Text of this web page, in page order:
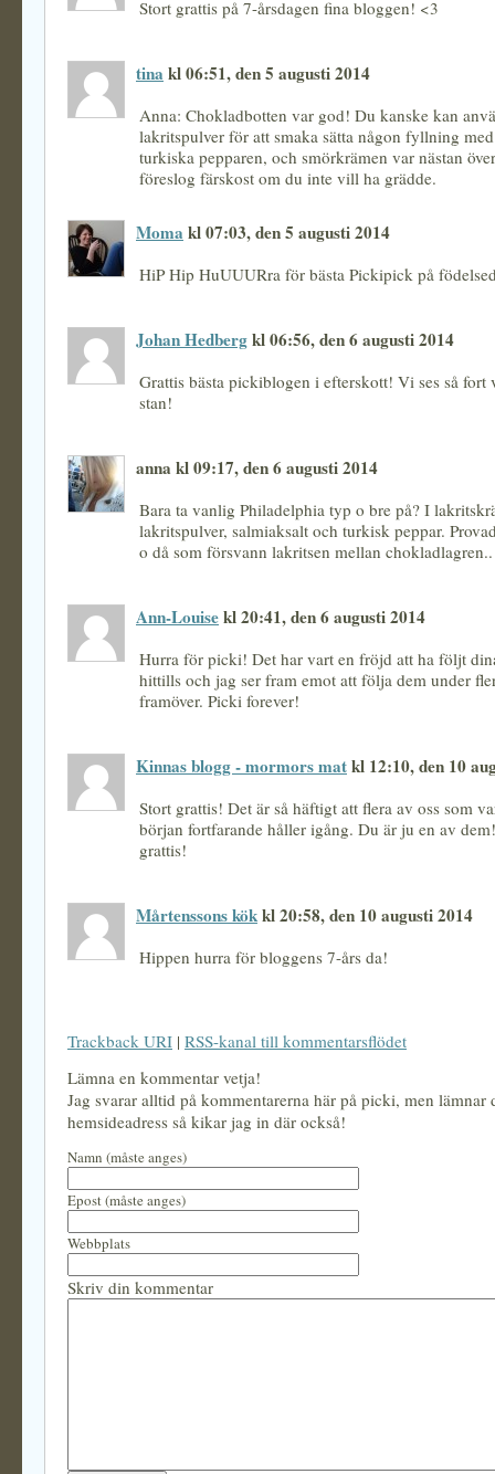
Stort grattis på 7-årsdagen fina bloggen! <3
tina kl 06:51, den 5 augusti 2014
Anna: Chokladbotten var god! Du kanske kan
lakritspulver för att smaka sätta någon fyllning
turkiska pepparen, och smörkrämen var nästan
föreslog färskost om du inte vill ha grädde.
Moma kl 07:03, den 5 augusti 2014
HiP Hip HuUUURra för bästa Pickipick på
Johan Hedbergkl 06:56, den 6 augusti 2014
Grattis bästa pickiblogen i efterskott! Vi ses så
stan!
anna kl 09:17, den 6 augusti 2014
Bara ta vanlig Philadelphia typ o bre på? I
lakritspulver, salmiaksalt och turkisk peppar.
o då som försvann lakritsen mellan chokladlagren..
Ann-Louisekl 20:41, den 6 augusti 2014
Hurra för picki! Det har vart en fröjd att ha följt
hittills och jag ser fram emot att följa dem under
framöver. Picki forever!
Kinnas blogg - mormors matkl 12:10, den 10
Stort grattis! Det är så häftigt att flera av oss som
början fortfarande håller igång. Du är ju en av
grattis!
Mårtenssons kökkl 20:58, den 10 augusti 2014
Hippen hurra för bloggens 7-års da!
Trackback URI | RSS-kanal till kommentarsflödet
Lämna en kommentar vetja!
Jag svarar alltid på kommentarerna här på picki, men lämnar
hemsideadress så kikar jag in där också!
Namn (måste anges)
Epost (måste anges)
Webbplats
Skriv din kommentar